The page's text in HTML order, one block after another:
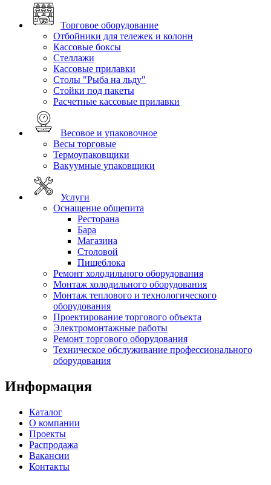
Торговое оборудование
Отбойники для тележек и колонн
Кассовые боксы
Стеллажи
Кассовые прилавки
Столы "Рыба на льду"
Стойки под пакеты
Расчетные кассовые прилавки
Весовое и упаковочное
Весы торговые
Термоупаковщики
Вакуумные упаковщики
Услуги
Оснащение общепита
Ресторана
Бара
Магазина
Столовой
Пищеблока
Ремонт холодильного оборудования
Монтаж холодильного оборудования
Монтаж теплового и технологического
оборудования
Проектирование торгового объекта
Электромонтажные работы
Ремонт торгового оборудования
Техническое обслуживание профессионального
оборудования
Информация
Каталог
О компании
Проекты
Распродажа
Вакансии
Контакты